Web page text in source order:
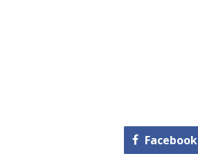
Facebook